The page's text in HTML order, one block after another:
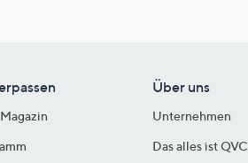
Über uns
Unternehmen
Das alles ist QVC